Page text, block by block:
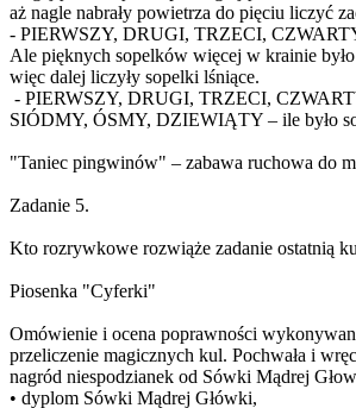
aż nagle nabrały powietrza do pięciu liczyć
- PIERWSZY, DRUGI, TRZECI,
Ale pięknych sopelków więcej w krainie było
więc dalej liczyły sopelki lśniące.
- PIERWSZY, DRUGI, TRZECI,
SIÓDMY, ÓSMY, DZIEWIĄTY – ile było
"Taniec pingwinów" – zabawa ruchowa do
Zadanie 5.
Kto rozrywkowe rozwiąże zadanie ostatnią
Piosenka "Cyferki"
Omówienie i ocena poprawności
przeliczenie magicznych kul. Pochwała i
nagród niespodzianek od Sówki Mądrej
• dyplom Sówki Mądrej Główki,